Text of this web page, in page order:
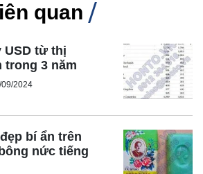
quan
USD từ thị
trong 3 năm
2024
bí ẩn trên
nức tiếng